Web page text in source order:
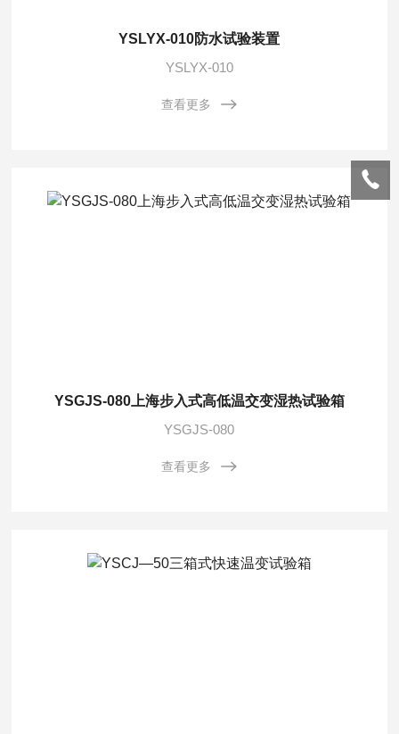
YSLYX-010防水试验装置
YSLYX-010
查看更多
YSGJS-080上海步入式高低温交变湿热试验箱
YSGJS-080
查看更多